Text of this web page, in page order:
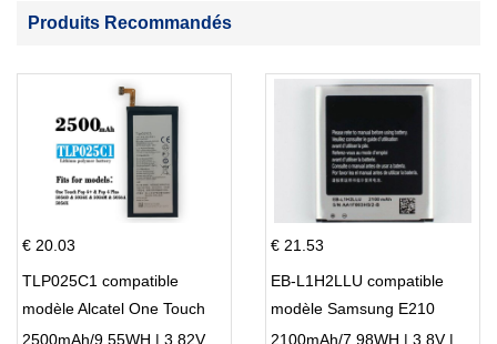
Produits Recommandés
€ 20.03
TLP025C1 compatible
modèle Alcatel One Touch
Pop 4 Plus OT-5056D
€ 21.53
EB-L1H2LLU compatible
modèle Samsung E210
E210K i939